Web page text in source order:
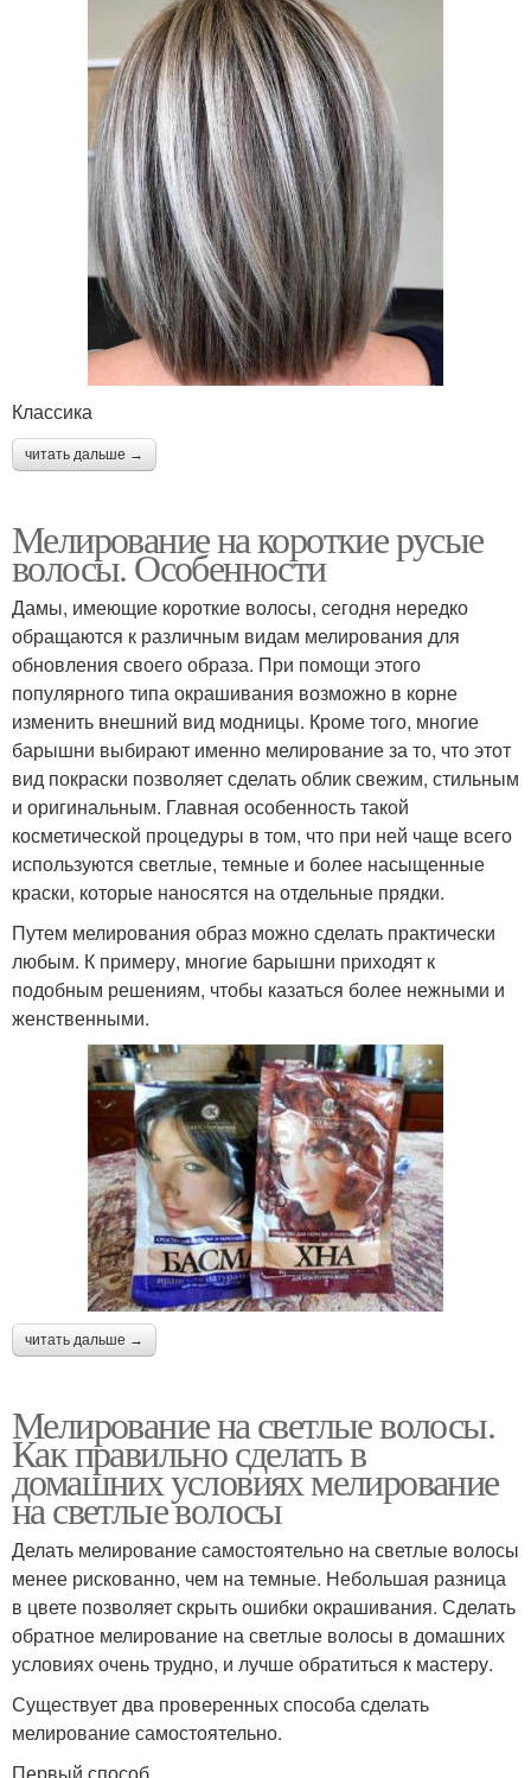
Классика
читать дальше →
Мелирование на короткие русые
волосы. Особенности
Дамы, имеющие короткие волосы, сегодня нередко
обращаются к различным видам мелирования для
обновления своего образа. При помощи этого
популярного типа окрашивания возможно в корне
изменить внешний вид модницы. Кроме того, многие
барышни выбирают именно мелирование за то, что этот
вид покраски позволяет сделать облик свежим, стильным
и оригинальным. Главная особенность такой
косметической процедуры в том, что при ней чаще всего
используются светлые, темные и более насыщенные
краски, которые наносятся на отдельные прядки.
Путем мелирования образ можно сделать практически
любым. К примеру, многие барышни приходят к
подобным решениям, чтобы казаться более нежными и
женственными.
читать дальше →
Мелирование на светлые волосы.
Как правильно сделать в
домашних условиях мелирование
на светлые волосы
Делать мелирование самостоятельно на светлые волосы
менее рискованно, чем на темные. Небольшая разница
в цвете позволяет скрыть ошибки окрашивания. Сделать
обратное мелирование на светлые волосы в домашних
условиях очень трудно, и лучше обратиться к мастеру.
Существует два проверенных способа сделать
мелирование самостоятельно.